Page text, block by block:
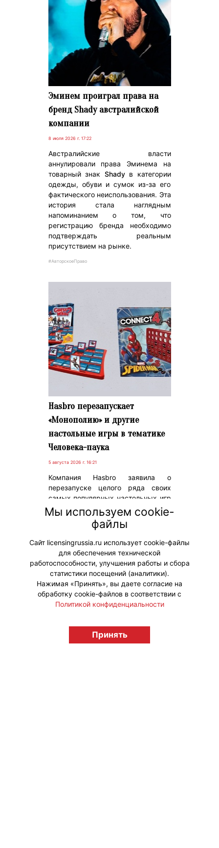
Эминем проиграл права на
бренд Shady австралийской
компании
8 июля 2026 г. 17:22
Австралийские власти
аннулировали права Эминема на
товарный знак Shadyв категории
одежды, обуви и сумок из-за его
фактического неиспользования. Эта
история стала наглядным
напоминанием о том, что
регистрацию бренда необходимо
подтверждать реальным
присутствием на рынке.
#АвторскоеПраво
Hasbro перезапускает
«Монополию» и другие
настольные игры в тематике
Человека-паука
5 августа 2026 г. 16:21
Компания Hasbro заявила о
перезапуске целого ряда своих
самых популярных настольных игр
в тематике супергероя Человека-
паука на фоне выхода в западных
кинотеатрах фильма «Человек-
паук: Новый день».
#Коллаборации
licensingrussia.ru, 2009-2026 12+
Мы используем cookie-
файлы
Сайт licensingrussia.ru использует cookie-файлы
для обеспечения технической
работоспособности, улучшения работы и сбора
статистики посещений (аналитики).
Нажимая «Принять», вы даете согласие на
обработку cookie-файлов в соответствии с
Политикой конфиденциальности
Принять